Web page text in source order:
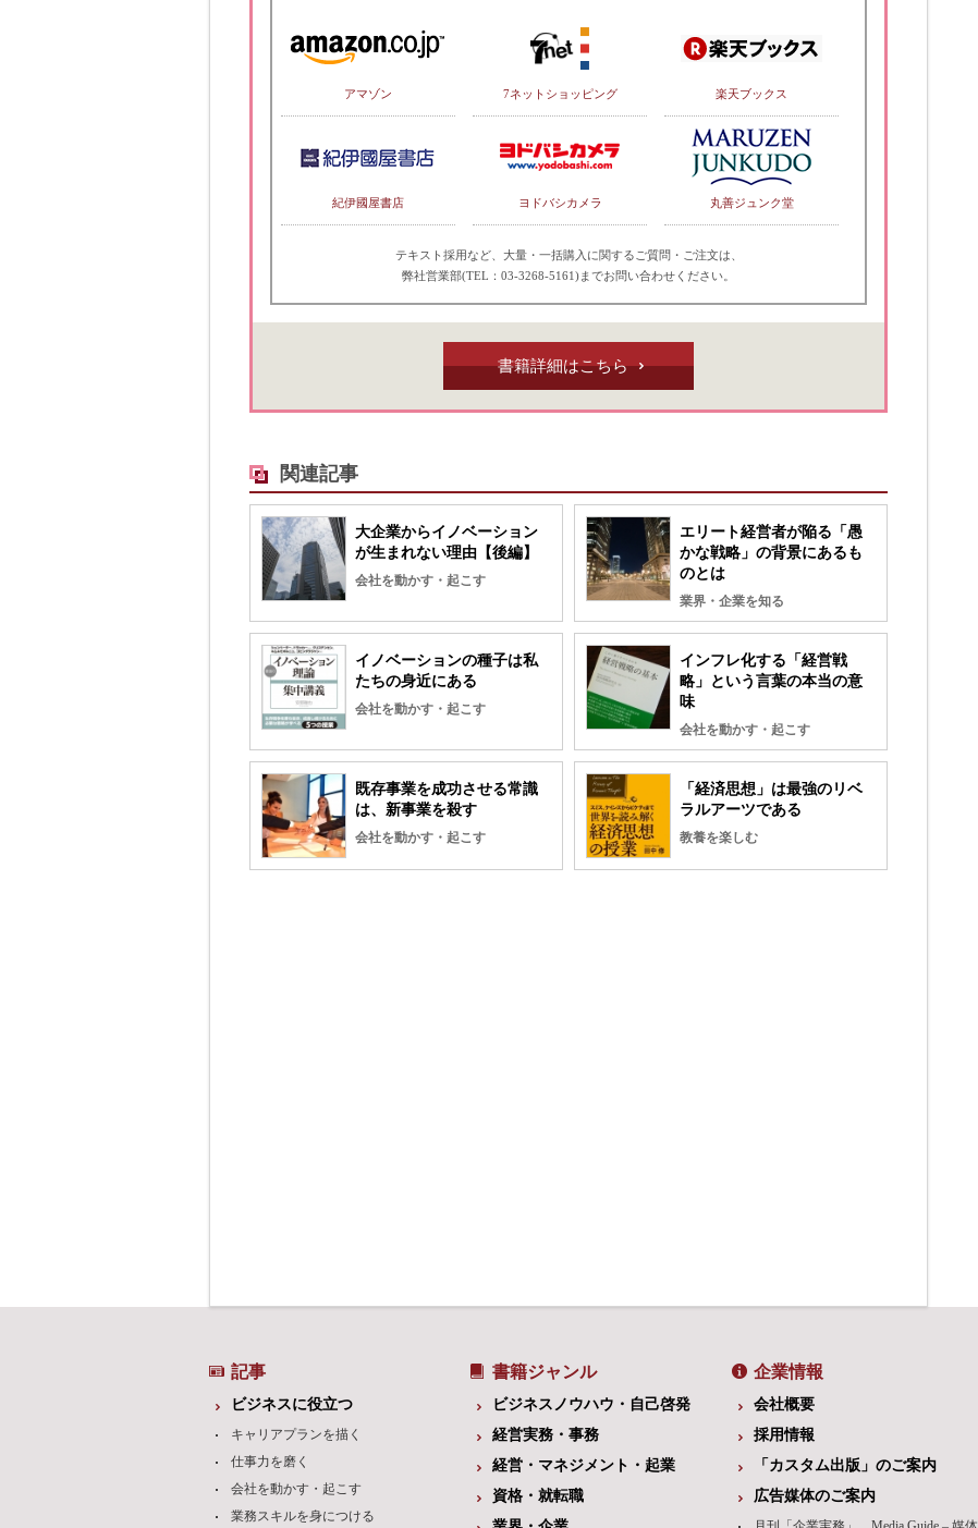
アマゾン 7ネットショッピング 楽天ブックス
紀伊國屋書店 ヨドバシカメラ 丸善ジュンク堂
テキスト採用など、大量・一括購入に関するご質問・ご注文は、
弊社営業部(TEL：03-3268-5161)までお問い合わせください。
書籍詳細はこちら
関連記事
大企業からイノベーション
が生まれない理由【後編】
会社を動かす・起こす
エリート経営者が陥る「愚
かな戦略」の背景にあるも
のとは
業界・企業を知る
イノベーションの種子は私
たちの身近にある
会社を動かす・起こす
インフレ化する「経営戦
略」という言葉の本当の意
味
会社を動かす・起こす
既存事業を成功させる常識
は、新事業を殺す
会社を動かす・起こす
「経済思想」は最強のリベ
ラルアーツである
教養を楽しむ
記事
ビジネスに役立つ
キャリアプランを描く
仕事力を磨く
会社を動かす・起こす
業務スキルを身につける
書籍ジャンル
ビジネスノウハウ・自己啓発
経営実務・事務
経営・マネジメント・起業
資格・就転職
企業情報
会社概要
採用情報
「カスタム出版」のご案内
広告媒体のご案内